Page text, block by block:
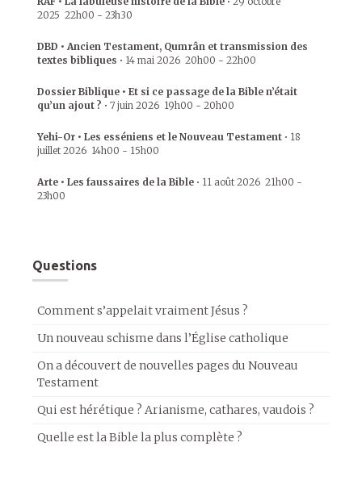
2025 22h00 - 23h30
DBD • Ancien Testament, Qumrân et transmission des
textes bibliques • 14 mai 2026 20h00 - 22h00
Dossier Biblique • Et si ce passage de la Bible n’était
qu’un ajout ? • 7 juin 2026 19h00 - 20h00
Yehi-Or • Les esséniens et le Nouveau Testament • 18
juillet 2026 14h00 - 15h00
Arte • Les faussaires de la Bible • 11 août 2026 21h00 -
23h00
Questions
Comment s’appelait vraiment Jésus ?
Un nouveau schisme dans l’Église catholique
On a découvert de nouvelles pages du Nouveau
Testament
Qui est hérétique ? Arianisme, cathares, vaudois ?
Quelle est la Bible la plus complète ?